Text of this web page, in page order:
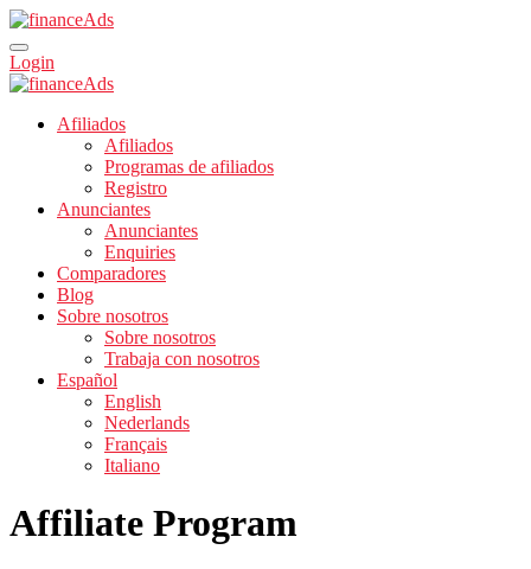
Login
Afiliados
Afiliados
Programas de afiliados
Registro
Anunciantes
Anunciantes
Enquiries
Comparadores
Blog
Sobre nosotros
Sobre nosotros
Trabaja con nosotros
Español
English
Nederlands
Français
Italiano
Affiliate Program